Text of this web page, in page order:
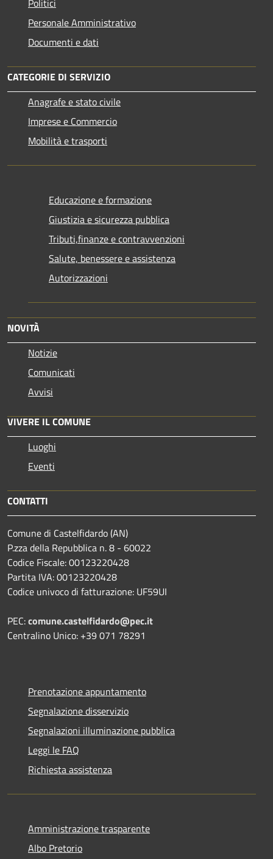
Politici
Personale Amministrativo
Documenti e dati
CATEGORIE DI SERVIZIO
Anagrafe e stato civile
Imprese e Commercio
Mobilità e trasporti
Educazione e formazione
Giustizia e sicurezza pubblica
Tributi,finanze e contravvenzioni
Salute, benessere e assistenza
Autorizzazioni
NOVITÀ
Notizie
Comunicati
Avvisi
VIVERE IL COMUNE
Luoghi
Eventi
CONTATTI
Comune di Castelfidardo (AN)
P.zza della Repubblica n. 8 - 60022
Codice Fiscale: 00123220428
Partita IVA: 00123220428
Codice univoco di fatturazione: UF59UI
PEC:comune.castelfidardo@pec.it
Centralino Unico: +39 071 78291
Prenotazione appuntamento
Segnalazione disservizio
Segnalazioni illuminazione pubblica
Leggi le FAQ
Richiesta assistenza
Amministrazione trasparente
Albo Pretorio